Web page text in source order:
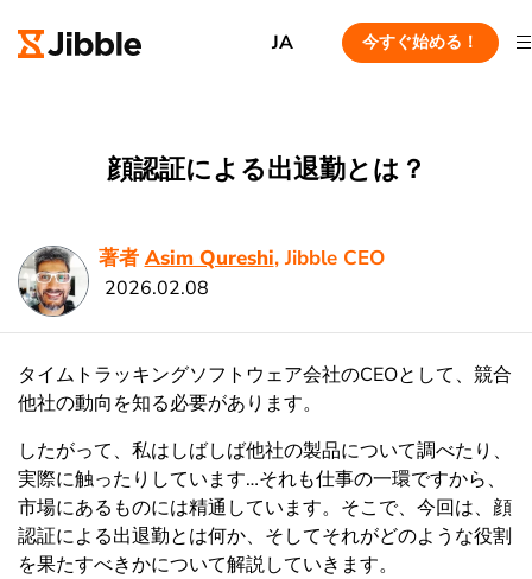
JA 今すぐ始める！
顔認証による出退勤とは？
著者 Asim Qureshi, Jibble CEO
2026.02.08
タイムトラッキングソフトウェア会社のCEOとして、競合
他社の動向を知る必要があります。
したがって、私はしばしば他社の製品について調べたり、
実際に触ったりしています…それも仕事の一環ですから、
市場にあるものには精通しています。そこで、今回は、顔
認証による出退勤とは何か、そしてそれがどのような役割
を果たすべきかについて解説していきます。